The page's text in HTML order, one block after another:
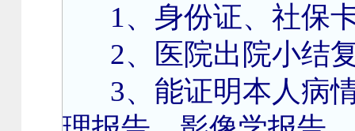
1、身份证、社保
2、医院出院小结
3、能证明本人病